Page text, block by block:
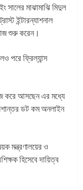
সালের মাঝামাঝি মিদুল
ইন্টারন্যাশনাল
শুরু করেন।
পরে ফ্রিল্যান্স
করে আসছেন এর মধ্যে
ডট কম অনলাইন
মন্ত্রণালয়ের ও
হিসেবে দায়িত্ব